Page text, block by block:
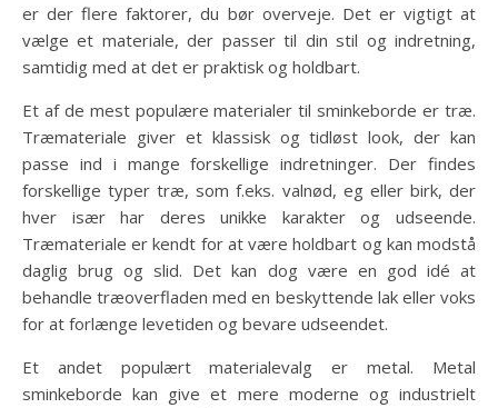
er der flere faktorer, du bør overveje. Det er vigtigt at
vælge et materiale, der passer til din stil og indretning,
samtidig med at det er praktisk og holdbart.
Et af de mest populære materialer til sminkeborde er træ.
Træmateriale giver et klassisk og tidløst look, der kan
passe ind i mange forskellige indretninger. Der findes
forskellige typer træ, som f.eks. valnød, eg eller birk, der
hver især har deres unikke karakter og udseende.
Træmateriale er kendt for at være holdbart og kan modstå
daglig brug og slid. Det kan dog være en god idé at
behandle træoverfladen med en beskyttende lak eller voks
for at forlænge levetiden og bevare udseendet.
Et andet populært materialevalg er metal. Metal
sminkeborde kan give et mere moderne og industrielt